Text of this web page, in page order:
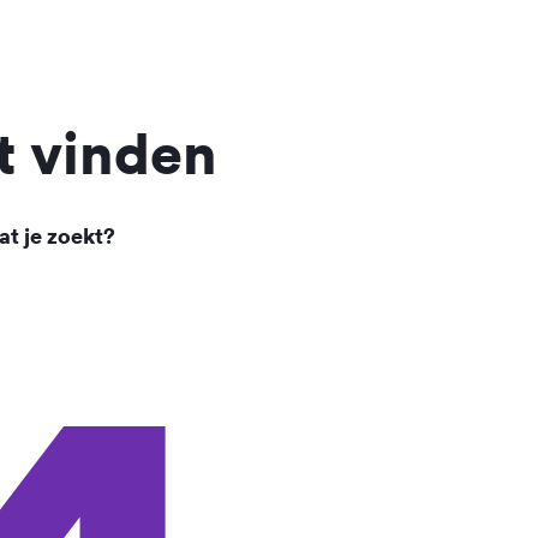
vinden
je zoekt?